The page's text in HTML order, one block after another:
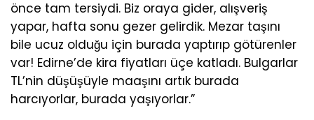
önce tam tersiydi. Biz oraya gider, alışveriş
yapar, hafta sonu gezer gelirdik. Mezar taşını
bile ucuz olduğu için burada yaptırıp götürenler
var! Edirne’de kira fiyatları üçe katladı. Bulgarlar
TL’nin düşüşüyle maaşını artık burada
harcıyorlar, burada yaşıyorlar.”